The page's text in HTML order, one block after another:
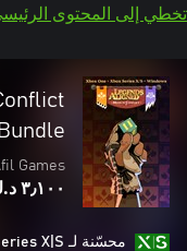
تخطي إلى المحتوى
Games
٣٫١٠٠ د.ك.‏
محسّنة لـ Xbox Series X|S